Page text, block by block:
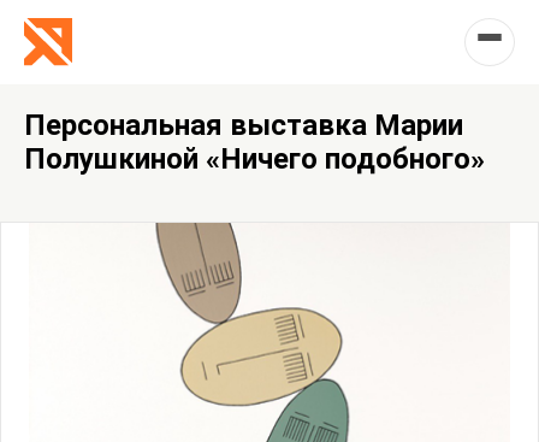
Персональная выставка Марии
Полушкиной «Ничего подобного»